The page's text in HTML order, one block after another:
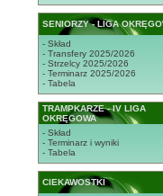
SENIORZY - LIGA
- Skład
- Transfery 2025/2026
- Strzelcy 2025/2026
- Terminarz 2025/2026
- Tabela
TRAMPKARZE - IV LIGA
OKRĘGOWA
- Skład
- Terminarz i wyniki
- Tabela
CIEKAWOSTKI